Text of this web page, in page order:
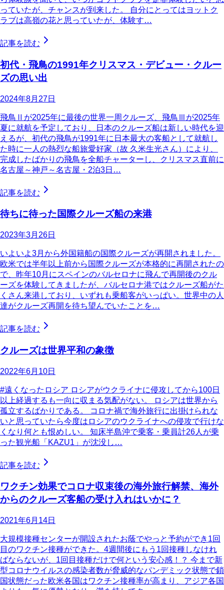
っていたが、チャンスが到来した。 自分にとってはヨットク
ラブは高嶺の花と思っていたが、体験す…
記事を読む
初代・飛鳥の1991年クリスマス・デビュー・クルー
ズの思い出
2024年8月27日
飛鳥Ⅱが2025年に最後の世界一周クルーズ、飛鳥Ⅲが2025年
夏に就航を予定しており、日本のクルーズ船は新しい時代を迎
えるが、初代の飛鳥が1991年に日本最大の客船として就航し
た時に一人の熱烈な船旅愛好家（故 久米生光さん）により、
完成したばかりの飛鳥を全船チャーターし、クリスマス直前に
名古屋～神戸～名古屋・2泊3日…
記事を読む
待ちに待った国際クルーズ船の来港
2023年3月26日
いよいよ3月から外国籍船の国際クルーズが再開されました。
欧米では半年以上前から国際クルーズが本格的に再開されたの
で、昨年10月にスペインのバルセロナに飛んで再開後のクル
ーズを体験してきましたが、バルセロナ港ではクルーズ船がた
くさん来港しており、いずれも乗船客がいっぱい。世界中の人
達がクルーズ再開を待ち望んでいたことを…
記事を読む
クルーズは世界平和の象徴
2022年6月10日
#遠くなったロシア ロシアがウクライナに侵攻してから100日
以上経過するも一向に収まる気配がない。 ロシアは世界から
孤立するばかりである。 コロナ禍で海外旅行に出掛けられな
いと思っていたら今度はロシアのウクライナへの侵攻で行けな
くなり何とも恨めしい。 知床半島沖で乗客・乗員計26人が乗
った観光船「KAZU1」が沈没し…
記事を読む
ワクチン効果でコロナ収束後の海外旅行解禁、海外
からのクルーズ客船の受け入れはいかに？
2021年6月14日
大規模接種センターが開設されたお蔭でやっと予約ができ1回
目のワクチン接種ができた。4週間後にもう1回接種しなけれ
ばならないが、1回目接種だけで何という安心感！？ 今まで新
型コロナウイルスの感染者数が脅威的なパンデミック状態で鎖
国状態だった欧米各国はワクチン接種率が高まり、アジア各国